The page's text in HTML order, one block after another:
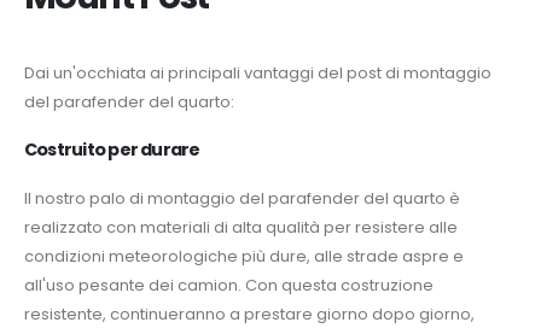
Dai un'occhiata ai principali vantaggi del post di montaggio
del parafender del quarto:
Costruito per durare
Il nostro palo di montaggio del parafender del quarto è
realizzato con materiali di alta qualità per resistere alle
condizioni meteorologiche più dure, alle strade aspre e
all'uso pesante dei camion. Con questa costruzione
resistente, continueranno a prestare giorno dopo giorno,